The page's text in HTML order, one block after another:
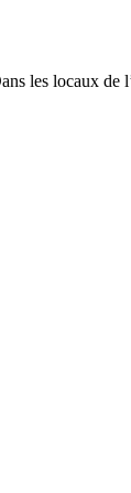
les locaux de